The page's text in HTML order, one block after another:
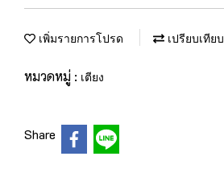
เพิ่มรายการโปรด เปรียบเทียบ
หมวดหมู่ : เตียง
Share